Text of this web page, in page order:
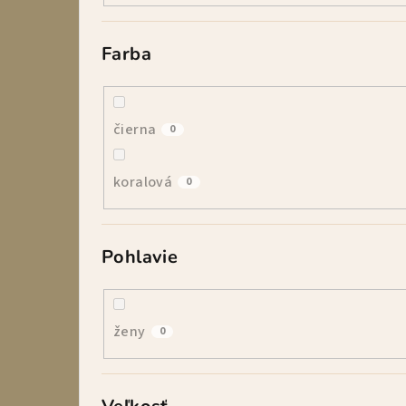
Farba
čierna 0
koralová 0
Pohlavie
ženy 0